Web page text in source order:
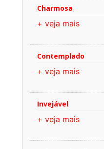
Charmosa
+ veja mais
Contemplado
+ veja mais
Invejável
+ veja mais